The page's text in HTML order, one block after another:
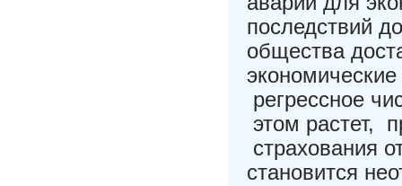
последствий
общества
регрессное
этом растет,
страхования
становится